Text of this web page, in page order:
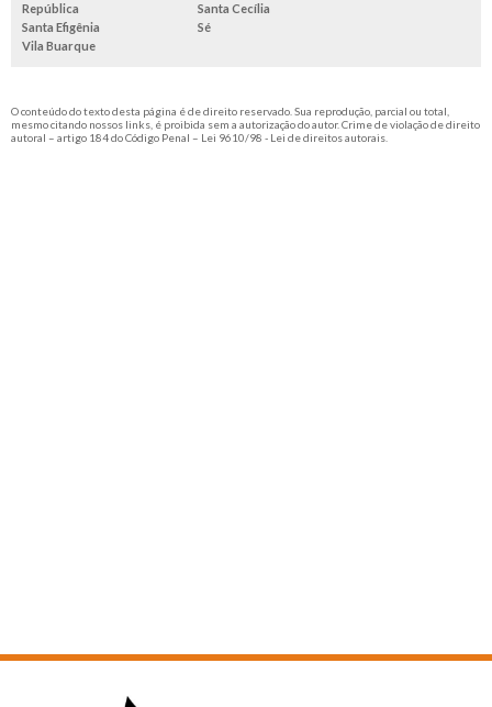
República
Santa Cecília
Santa Efigênia
Sé
Vila Buarque
O conteúdo do texto desta página é de direito reservado. Sua reprodução, parcial ou total,
mesmo citando nossos links, é proibida sem a autorização do autor. Crime de violação de direito
autoral – artigo 184 do Código Penal – Lei 9610/98 - Lei de direitos autorais.